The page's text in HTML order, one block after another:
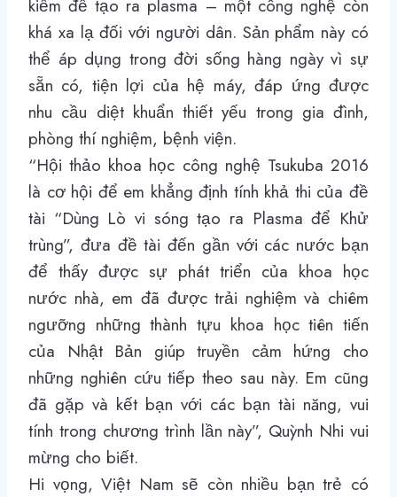
kiếm để tạo ra plasma – một công nghệ còn
khá xa lạ đối với người dân. Sản phẩm này có
thể áp dụng trong đời sống hàng ngày vì sự
sẵn có, tiện lợi của hệ máy, đáp ứng được
nhu cầu diệt khuẩn thiết yếu trong gia đình,
phòng thí nghiệm, bệnh viện.
“Hội thảo khoa học công nghệ Tsukuba 2016
là cơ hội để em khẳng định tính khả thi của đề
tài “Dùng Lò vi sóng tạo ra Plasma để Khử
trùng”, đưa đề tài đến gần với các nước bạn
để thấy được sự phát triển của khoa học
nước nhà, em đã được trải nghiệm và chiêm
ngưỡng những thành tựu khoa học tiên tiến
của Nhật Bản giúp truyền cảm hứng cho
những nghiên cứu tiếp theo sau này. Em cũng
đã gặp và kết bạn với các bạn tài năng, vui
tính trong chương trình lần này”, Quỳnh Nhi vui
mừng cho biết.
Hi vọng, Việt Nam sẽ còn nhiều bạn trẻ có